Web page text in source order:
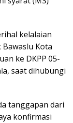
kelalaian
Kota
ke DKPP 05-
saat dihubungi
tanggapan dari
konfirmasi